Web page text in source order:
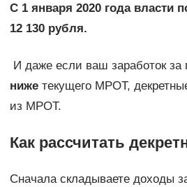
С 1 января 2020 года власти
12 130 рубля.
И даже если ваш заработок
нижетекущего МРОТ,
из МРОТ.
Как рассчитать
Сначала складываете доходы